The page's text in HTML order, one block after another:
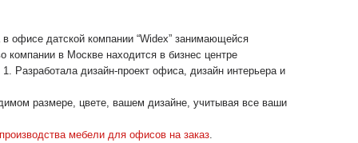
офисе датской компании “Widex” занимающейся
компании в Москве находится в бизнес центре
Разработала дизайн-проект офиса, дизайн интерьера и
размере, цвете, вашем дизайне, учитывая все ваши
мебели для офисов на заказ.